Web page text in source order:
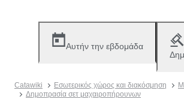
Αυτήν την εβδομάδα
Catawiki Εσωτερικός χώρος και διακόσμηση
Δημοπρασία σετ μαχαιροπήρουνων